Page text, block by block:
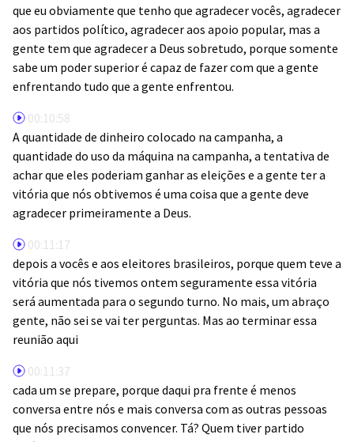
que eu obviamente que tenho que agradecer vocês, agradecer
aos partidos político, agradecer aos apoio popular, mas a
gente tem que agradecer a Deus sobretudo, porque somente
sabe um poder superior é capaz de fazer com que a gente
enfrentando tudo que a gente enfrentou.
00:10:58
A quantidade de dinheiro colocado na campanha, a
quantidade do uso da máquina na campanha, a tentativa de
achar que eles poderiam ganhar as eleições e a gente ter a
vitória que nós obtivemos é uma coisa que a gente deve
agradecer primeiramente a Deus.
00:11:17
depois a vocês e aos eleitores brasileiros, porque quem teve a
vitória que nós tivemos ontem seguramente essa vitória
será aumentada para o segundo turno. No mais, um abraço
gente, não sei se vai ter perguntas. Mas ao terminar essa
reunião aqui
00:11:37
cada um se prepare, porque daqui pra frente é menos
conversa entre nós e mais conversa com as outras pessoas
que nós precisamos convencer. Tá? Quem tiver partido